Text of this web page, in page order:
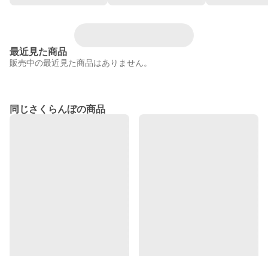
最近見た商品
販売中の最近見た商品はありません。
同じさくらんぼの商品